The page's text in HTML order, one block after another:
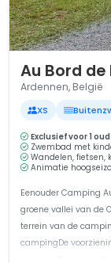
Au Bord
Ardennen, België
XS
Exclusief voor 1
Zwembad met
Wandelen, fietsen,
Animatie
Eenouder Camping
groene vallei van de
terrein van de
campingDe